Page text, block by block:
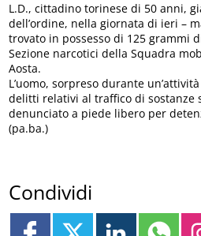
L.D., cittadino torinese di 50 anni,
dell’ordine, nella giornata di ieri –
trovato in possesso di 125 grammi
Sezione narcotici della Squadra
Aosta.
L’uomo, sorpreso durante
delitti relativi al traffico di sostanze
denunciato a piede libero per
(pa.ba.)
Condividi